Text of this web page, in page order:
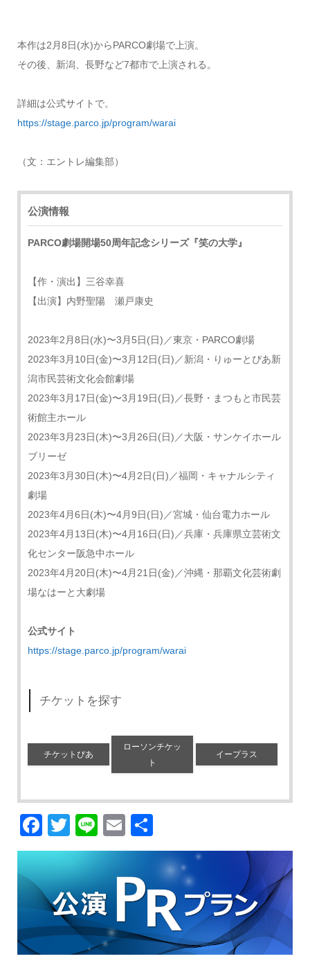
本作は2月8日(水)からPARCO劇場で上演。
その後、新潟、長野など7都市で上演される。
詳細は公式サイトで。
https://stage.parco.jp/program/warai
（文：エントレ編集部）
公演情報
PARCO劇場開場50周年記念シリーズ『笑の大学』
【作・演出】三谷幸喜
【出演】内野聖陽 瀬戸康史
2023年2月8日(水)〜3月5日(日)／東京・PARCO劇場
2023年3月10日(金)〜3月12日(日)／新潟・りゅーとぴあ新
潟市民芸術文化会館劇場
2023年3月17日(金)〜3月19日(日)／長野・まつもと市民芸
術館主ホール
2023年3月23日(木)〜3月26日(日)／大阪・サンケイホール
ブリーゼ
2023年3月30日(木)〜4月2日(日)／福岡・キャナルシティ
劇場
2023年4月6日(木)〜4月9日(日)／宮城・仙台電力ホール
2023年4月13日(木)〜4月16日(日)／兵庫・兵庫県立芸術文
化センター阪急中ホール
2023年4月20日(木)〜4月21日(金)／沖縄・那覇文化芸術劇
場なはーと大劇場
公式サイト
https://stage.parco.jp/program/warai
チケットを探す
チケットぴあ
ローソンチケッ
ト
イープラス
Facebook
Twitter
LineEmail
有